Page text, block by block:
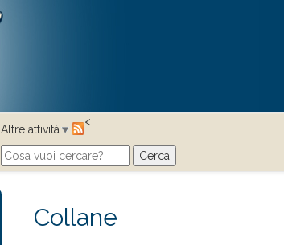
Altre attività
<
Search form
Cerca
Collane